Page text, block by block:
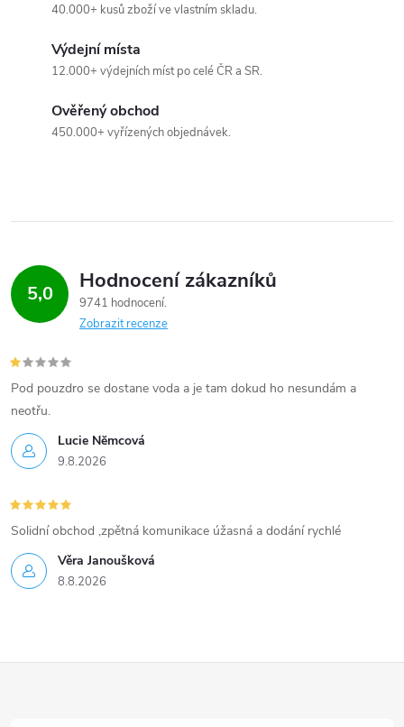
40.000+ kusů zboží ve vlastním skladu.
Výdejní místa
12.000+ výdejních míst po celé ČR a SR.
Ověřený obchod
450.000+ vyřízených objednávek.
5,0 Hodnocení zákazníků
9741 hodnocení
Zobrazit recenze
Lucie Nĕmcová
9.8.2026
Pod pouzdro se dostane voda a je tam dokud ho nesundám a
neotřu.
Věra Janoušková
8.8.2026
Solidní obchod ,zpětná komunikace úžasná a dodání rychlé